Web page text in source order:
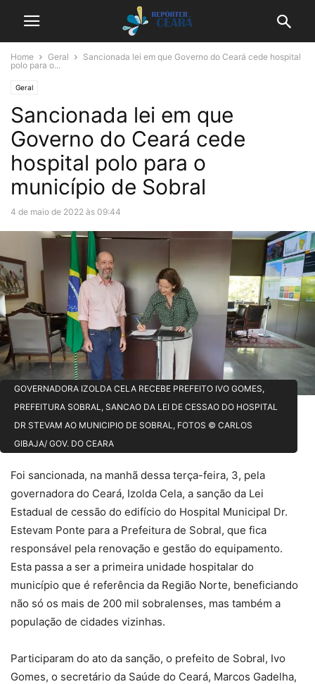
Home Geral
Sancionada lei em que Governo do Ceará cede hospital
polo para o...
Geral
Sancionada lei em que
Governo do Ceará cede
hospital polo para o
município de Sobral
4 de maio de 2022 às 09:44
GOVERNADORA IZOLDA CELA RECEBE PREFEITO IVO GOMES,
PREFEITURA SOBRAL, SANCAO DA LEI DE CESSAO DO HOSPITAL
DR STEVAM AO MUNICIPIO DE SOBRAL, FOTOS © CARLOS
GIBAJA/ GOV. DO CEARA
Foi sancionada, na manhã dessa terça-feira, 3, pela
governadora do Ceará, Izolda Cela, a sanção da Lei
Estadual de cessão do edifício do Hospital Municipal Dr.
Estevam Ponte para a Prefeitura de Sobral, que fica
responsável pela renovação e gestão do equipamento.
Esta passa a ser a primeira unidade hospitalar do
município que é referência da Região Norte, beneficiando
não só os mais de 200 mil sobralenses, mas também a
população de cidades vizinhas.
Participaram do ato da sanção, o prefeito de Sobral, Ivo
Gomes, o secretário da Saúde do Ceará, Marcos Gadelha,